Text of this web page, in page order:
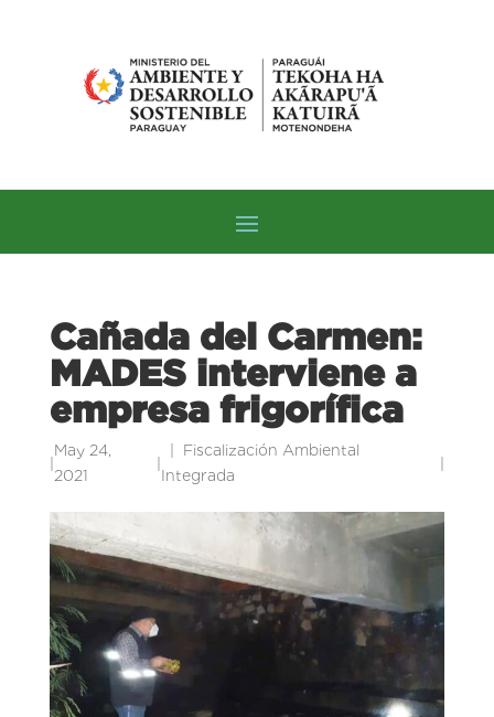
Cañada del Carmen:
MADES interviene a
empresa frigorífica
|
May 24,
2021
|
Fiscalización Ambiental
Integrada
|